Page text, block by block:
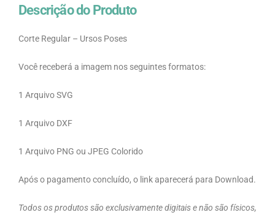
Descrição do Produto
Corte Regular – Ursos Poses
Você receberá a imagem nos seguintes formatos:
1 Arquivo SVG
1 Arquivo DXF
1 Arquivo PNG ou JPEG Colorido
Após o pagamento concluído, o link aparecerá para Download.
Todos os produtos são exclusivamente digitais e não são físicos,